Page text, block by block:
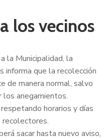
los vecinos
la Municipalidad, la
informa que la recolección
de manera normal, salvo
anegamientos.
horarios y días
sacar hasta nuevo aviso,